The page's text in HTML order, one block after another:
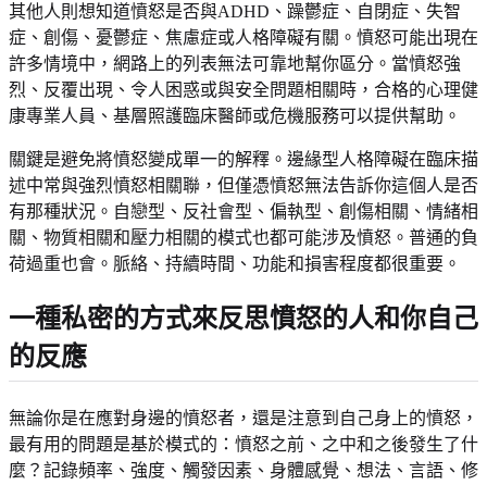
其他人則想知道憤怒是否與ADHD、躁鬱症、自閉症、失智
症、創傷、憂鬱症、焦慮症或人格障礙有關。憤怒可能出現在
許多情境中，網路上的列表無法可靠地幫你區分。當憤怒強
烈、反覆出現、令人困惑或與安全問題相關時，合格的心理健
康專業人員、基層照護臨床醫師或危機服務可以提供幫助。
關鍵是避免將憤怒變成單一的解釋。邊緣型人格障礙在臨床描
述中常與強烈憤怒相關聯，但僅憑憤怒無法告訴你這個人是否
有那種狀況。自戀型、反社會型、偏執型、創傷相關、情緒相
關、物質相關和壓力相關的模式也都可能涉及憤怒。普通的負
荷過重也會。脈絡、持續時間、功能和損害程度都很重要。
一種私密的方式來反思憤怒的人和你自己
的反應
無論你是在應對身邊的憤怒者，還是注意到自己身上的憤怒，
最有用的問題是基於模式的：憤怒之前、之中和之後發生了什
麼？記錄頻率、強度、觸發因素、身體感覺、想法、言語、修